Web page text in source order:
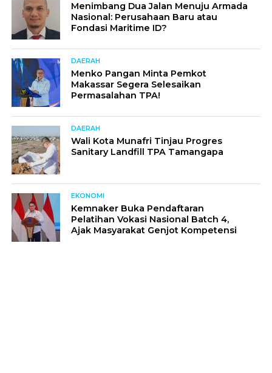
Menimbang Dua Jalan Menuju Armada
Nasional: Perusahaan Baru atau
Fondasi Maritime ID?
DAERAH
Menko Pangan Minta Pemkot
Makassar Segera Selesaikan
Permasalahan TPA!
DAERAH
Wali Kota Munafri Tinjau Progres
Sanitary Landfill TPA Tamangapa
EKONOMI
Kemnaker Buka Pendaftaran
Pelatihan Vokasi Nasional Batch 4,
Ajak Masyarakat Genjot Kompetensi